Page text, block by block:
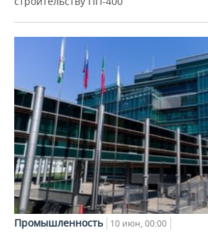
Промышленность 10 июн, 00:00